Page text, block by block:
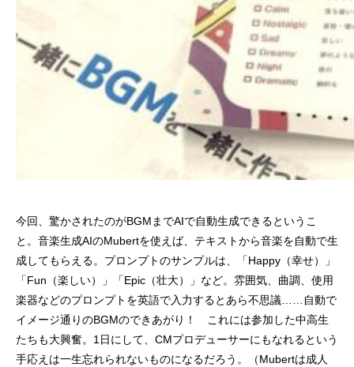
今回、驚かされたのがBGMまでAIで自動生成できるというこ
と。音楽生成AIのMubertを使えば、テキストから音楽を自動で生
成してもらえる。プロンプトのサンプルは、「Happy（幸せ）」
「Fun（楽しい）」「Epic（壮大）」など。雰囲気、曲調、使用
楽器などのプロンプトを英語で入力するとあら不思議……自動で
イメージ通りのBGMのできあがり！ これには参加した中高生
たちも大興奮。1日にして、CMプロデューサーにもなれるという
手応えは一生忘れられないものになるだろう。（Mubertは成人